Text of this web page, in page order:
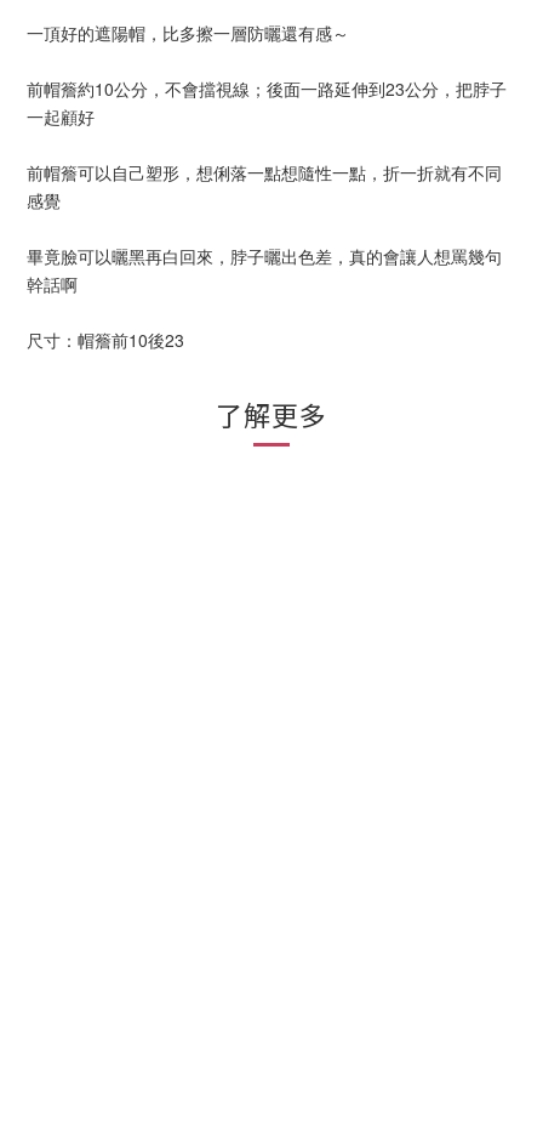
一頂好的遮陽帽，比多擦一層防曬還有感～
前帽簷約10公分，不會擋視線；後面一路延伸到23公分，把脖子
一起顧好
前帽簷可以自己塑形，想俐落一點想隨性一點，折一折就有不同
感覺
畢竟臉可以曬黑再白回來，脖子曬出色差，真的會讓人想罵幾句
幹話啊
尺寸：帽簷前10後23
了解更多